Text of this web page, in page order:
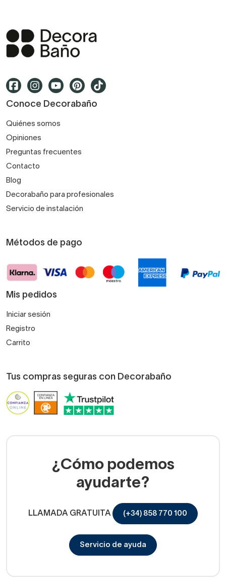
Conoce Decorabaño
Quiénes somos
Opiniones
Preguntas frecuentes
Contacto
Blog
Decorabaño para profesionales
Servicio de instalación
Métodos de pago
Mis pedidos
Iniciar sesión
Registro
Carrito
Tus compras seguras con Decorabaño
¿Cómo podemos
ayudarte?
LLAMADA GRATUITA (+34) 858 770 100
Servicio de ayuda